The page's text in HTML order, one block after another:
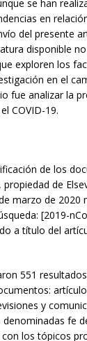
se han
en
del presente
disponible
exploren los
en el
fue analizar la
COVID-19.
de los
de
marzo de 2020
[2019-
a título del
551
y
fe
los tópicos